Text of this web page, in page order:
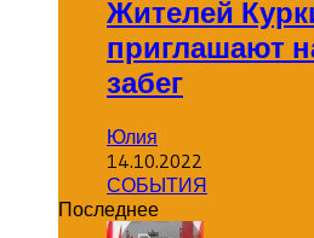
Жителей
приглашают
забег
Юлия
14.10.2022
СОБЫТИЯ
Последнее